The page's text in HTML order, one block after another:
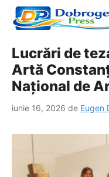
Sari
Lucrări de
Artă
Național de
iunie 16, 2026 de Eugen